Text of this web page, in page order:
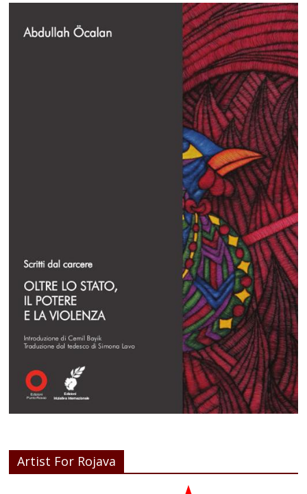
Artist For Rojava